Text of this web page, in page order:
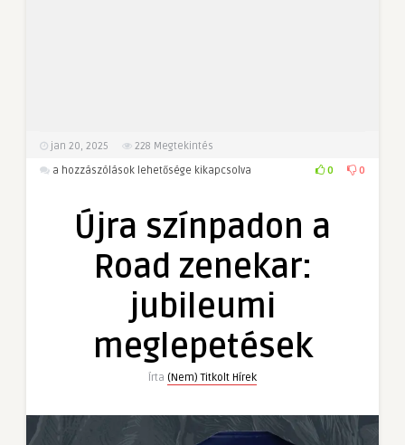
jan 20, 2025 228 Megtekintés
Újra
a hozzászólások lehetősége kikapcsolva 0 0
Újra színpadon a
Road zenekar:
jubileumi
meglepetések
Írta (Nem) Titkolt Hírek